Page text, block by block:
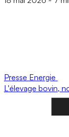
Presse Energie
L'élevage bovin,